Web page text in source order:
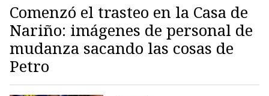
Comenzó el trasteo en la Casa de
Nariño: imágenes de personal de
mudanza sacando las cosas de
Petro